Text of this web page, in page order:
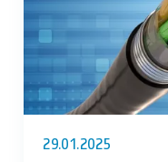
29.01.2025